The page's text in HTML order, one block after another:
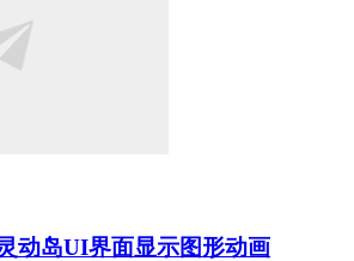
动岛UI界面显示图形动画